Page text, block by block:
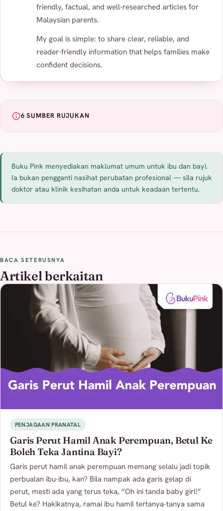
friendly, factual, and well-researched articles for
Malaysian parents.
My goal is simple: to share clear, reliable, and
reader-friendly information that helps families make
confident decisions.
6 SUMBER RUJUKAN
Buku Pink menyediakan maklumat umum untuk ibu dan bayi.
Ia bukan pengganti nasihat perubatan profesional — sila rujuk
doktor atau klinik kesihatan anda untuk keadaan tertentu.
BACA SETERUSNYA
Artikel berkaitan
PENJAGAAN PRANATAL
Garis Perut Hamil Anak Perempuan, Betul Ke
Boleh Teka Jantina Bayi?
Garis perut hamil anak perempuan memang selalu jadi topik
perbualan ibu-ibu, kan? Bila nampak ada garis gelap di
perut, mesti ada yang terus teka, “Oh ini tanda baby girl!”
Betul ke? Hakikatnya, ramai ibu hamil tertanya-tanya sama